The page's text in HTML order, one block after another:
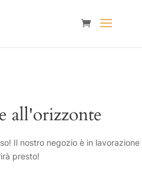
all'orizzonte
Il nostro negozio è in lavorazione
presto!